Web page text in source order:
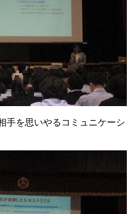
手を思いやるコミュニケーシ